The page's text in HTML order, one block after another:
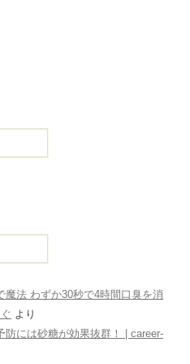
魔法 わずか30秒で4時間口臭を消
より
防には砂糖が効果抜群！ | career-